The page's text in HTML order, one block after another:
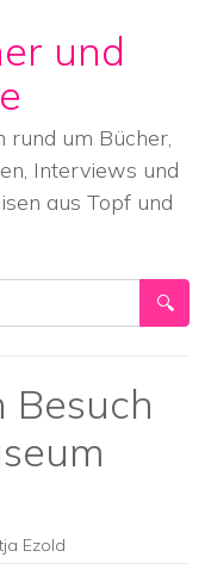
und
rund um Bücher,
Interviews und
aus Topf und
Besuch
Ezold